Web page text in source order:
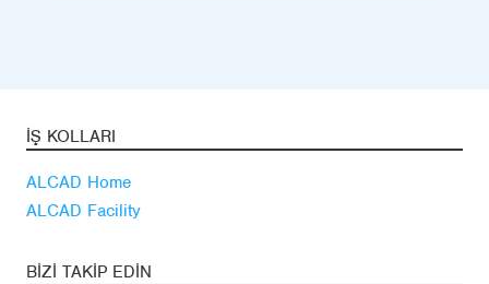
İŞ KOLLARI
ALCAD Home
ALCAD Facility
BIZI TAKIP EDIN